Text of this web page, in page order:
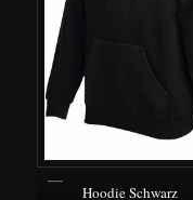
Hoodie Schwarz